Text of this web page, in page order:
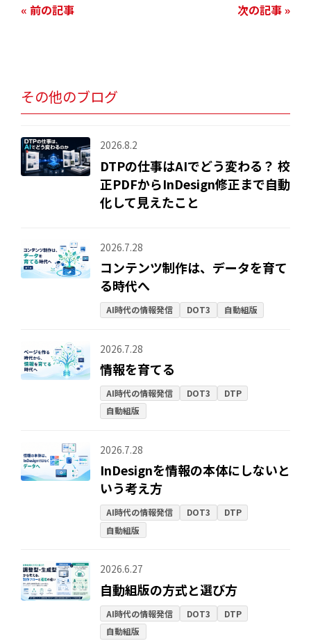
« 前の記事 次の記事 »
その他のブログ
2026.8.2
DTPの仕事はAIでどう変わる？ 校
正PDFからInDesign修正まで自動
化して見えたこと
2026.7.28
コンテンツ制作は、データを育て
る時代へ
AI時代の情報発信 DOT3 自動組版
2026.7.28
情報を育てる
AI時代の情報発信 DOT3
DTP
自動組版
2026.7.28
InDesignを情報の本体にしないと
いう考え方
AI時代の情報発信 DOT3
DTP
自動組版
2026.6.27
自動組版の方式と選び方
AI時代の情報発信 DOT3
DTP
自動組版